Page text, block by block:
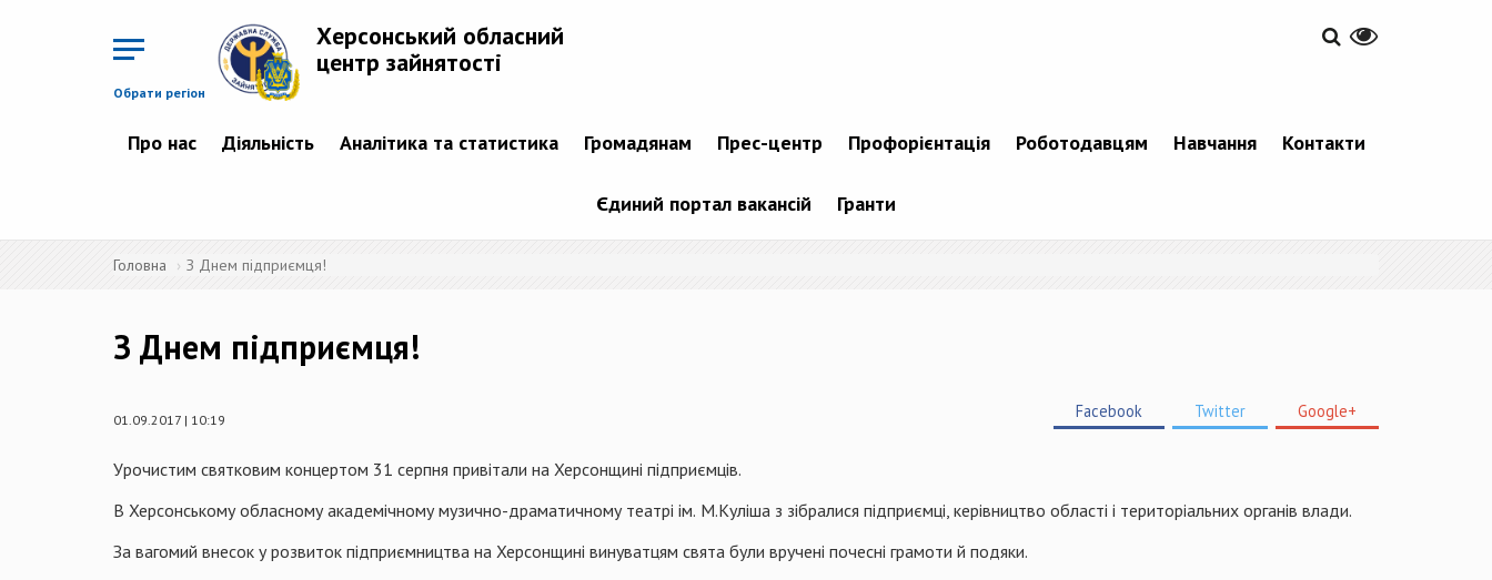
Обрати регіон
Херсонський обласний
центр зайнятості
Про нас Діяльність Аналітика та статистика Громадянам Прес-центр Профорієнтація Роботодавцям Навчання Контакти
Єдиний портал вакансій Гранти
Головна З Днем підприємця!
З Днем підприємця!
01.09.2017 | 10:19 Facebook Twitter Google+
Урочистим святковим концертом 31 серпня привітали на Херсонщині підприємців.
В Херсонському обласному академічному музично-драматичному театрі ім. М.Куліша з зібралися підприємці, керівництво області і територіальних органів влади.
За вагомий внесок урозвиток підприємництва на Херсонщині винуватцям свята були вручені почесні грамоти й подяки.